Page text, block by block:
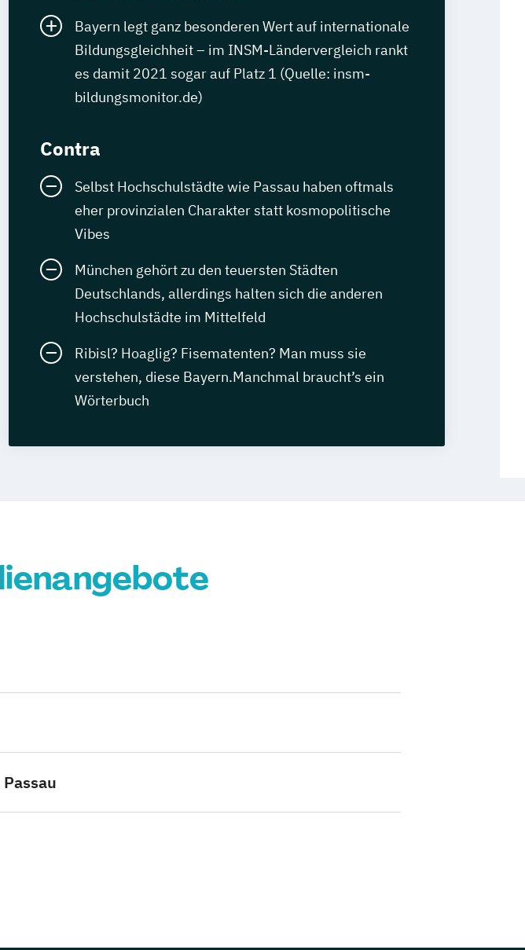
Bayern legt ganz besonderen Wert auf internationale
Bildungsgleichheit – im INSM-Ländervergleich rankt
es damit 2021 sogar auf Platz 1 (Quelle: insm-
bildungsmonitor.de)
Contra
Selbst Hochschulstädte wie Passau haben oftmals
eher provinzialen Charakter statt kosmopolitische
Vibes
München gehört zu den teuersten Städten
Deutschlands, allerdings halten sich die anderen
Hochschulstädte im Mittelfeld
Ribisl? Hoaglig? Fisematenten? Man muss sie
verstehen, diese Bayern.Manchmal braucht’s ein
Wörterbuch